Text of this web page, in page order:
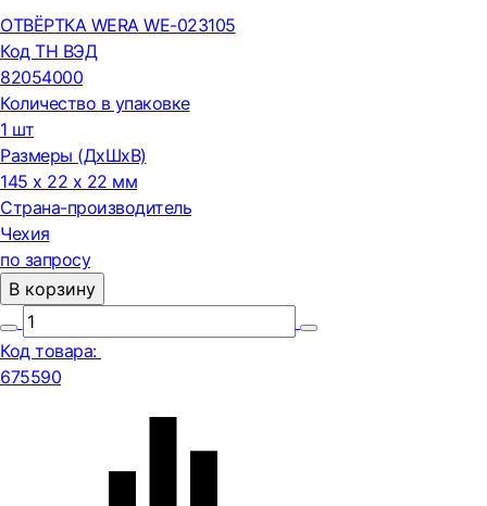
ОТВЁРТКА WERA WE-023105
Код ТН ВЭД
82054000
Количество в упаковке
1 шт
Размеры (ДxШxВ)
145 x 22 x 22 мм
Страна-производитель
Чехия
по запросу
В корзину
Код товара:
675590